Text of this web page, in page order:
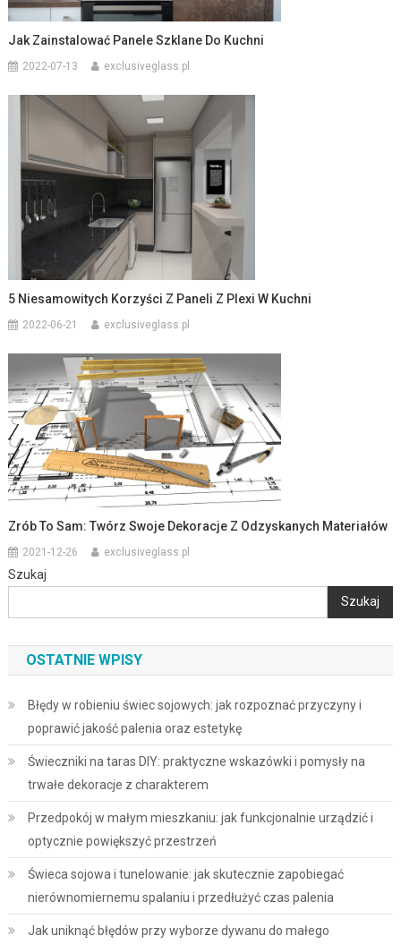
Jak Zainstalować Panele Szklane Do Kuchni
2022-07-13 exclusiveglass.pl
5 Niesamowitych Korzyści Z Paneli Z Plexi W Kuchni
2022-06-21 exclusiveglass.pl
Zrób To Sam: Twórz Swoje Dekoracje Z Odzyskanych Materiałów
2021-12-26 exclusiveglass.pl
Szukaj
Szukaj
OSTATNIE WPISY
Błędy w robieniu świec sojowych: jak rozpoznać przyczyny i
poprawić jakość palenia oraz estetykę
Świeczniki na taras DIY: praktyczne wskazówki i pomysły na
trwałe dekoracje z charakterem
Przedpokój w małym mieszkaniu: jak funkcjonalnie urządzić i
optycznie powiększyć przestrzeń
Świeca sojowa i tunelowanie: jak skutecznie zapobiegać
nierównomiernemu spalaniu i przedłużyć czas palenia
Jak uniknąć błędów przy wyborze dywanu do małego